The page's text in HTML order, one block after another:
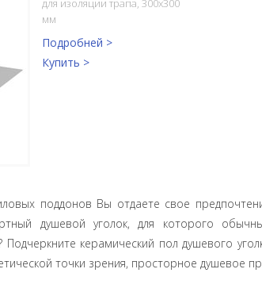
для изоляции трапа, 300x300
мм
Подробней >
Купить >
поддонов Вы отдаете свое
душевой уголок, для которого
Подчеркните керамический пол душевого
точки зрения, просторное душевое